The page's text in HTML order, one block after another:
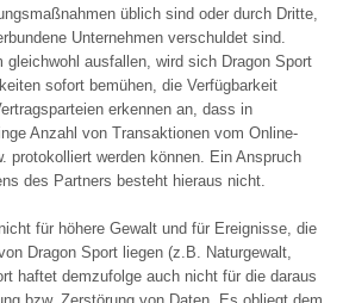
üblich sind oder durch Dritte,
Unternehmen verschuldet sind.
ausfallen, wird sich Dragon Sport
sofort bemühen, die Verfügbarkeit
erkennen an, dass in
Anzahl von Transaktionen vom Online-
protokolliert werden können. Ein Anspruch
des Partners besteht hieraus nicht.
für höhere Gewalt und für Ereignisse, die
Dragon Sport liegen (z.B. Naturgewalt,
haftet demzufolge auch nicht für die daraus